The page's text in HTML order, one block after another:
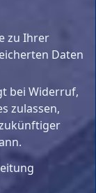
zu Ihrer
Daten
bei Widerruf,
zulassen,